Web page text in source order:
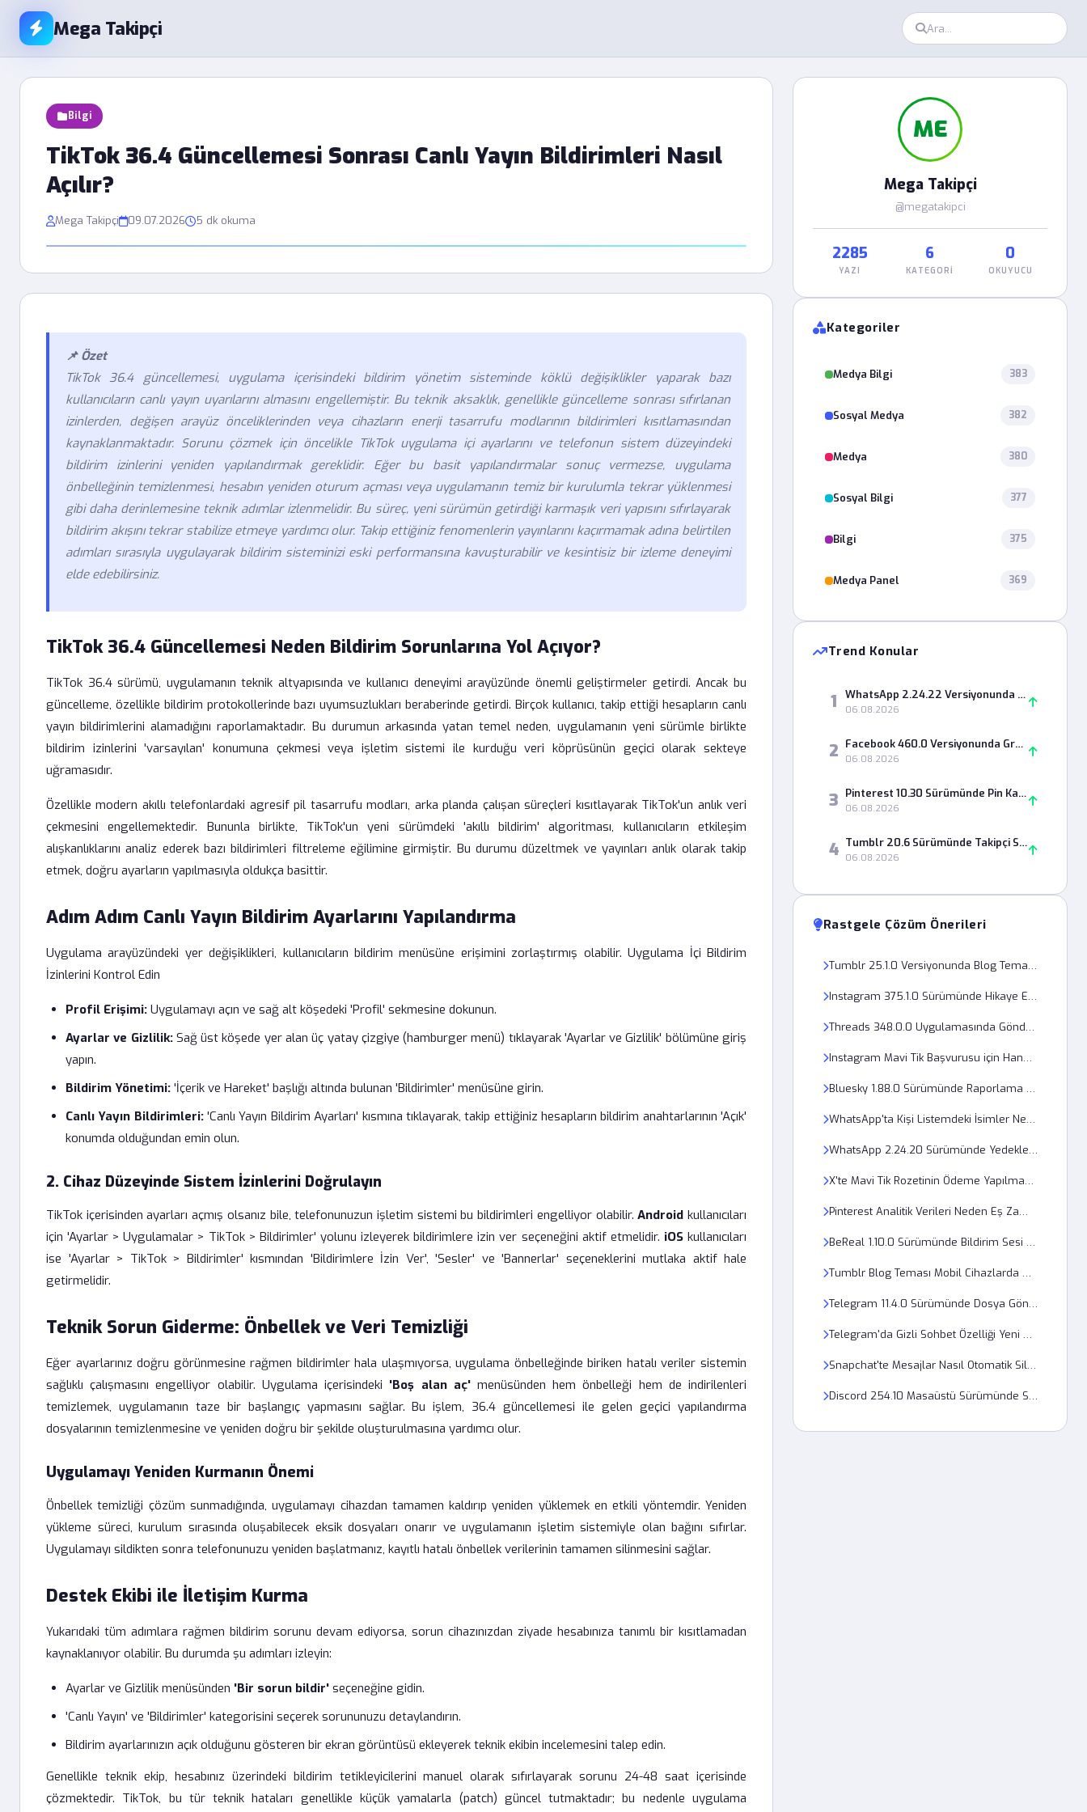
Mega Takipçi
Bilgi
TikTok 36.4 Güncellemesi Sonrası Canlı Yayın Bildirimleri Nasıl
Açılır?
Mega Takipçi 09.07.2026 5 dk okuma
📌 Özet
TikTok 36.4 güncellemesi, uygulama içerisindeki bildirim yönetim sisteminde köklü değişiklikler yaparak bazı
kullanıcıların canlı yayın uyarılarını almasını engellemiştir. Bu teknik aksaklık, genellikle güncelleme sonrası sıfırlanan
izinlerden, değişen arayüz önceliklerinden veya cihazların enerji tasarrufu modlarının bildirimleri kısıtlamasından
kaynaklanmaktadır. Sorunu çözmek için öncelikle TikTok uygulama içi ayarlarını ve telefonun sistem düzeyindeki
bildirim izinlerini yeniden yapılandırmak gereklidir. Eğer bu basit yapılandırmalar sonuç vermezse, uygulama
önbelleğinin temizlenmesi, hesabın yeniden oturum açması veya uygulamanın temiz bir kurulumla tekrar yüklenmesi
gibi daha derinlemesine teknik adımlar izlenmelidir. Bu süreç, yeni sürümün getirdiği karmaşık veri yapısını sıfırlayarak
bildirim akışını tekrar stabilize etmeye yardımcı olur. Takip ettiğiniz fenomenlerin yayınlarını kaçırmamak adına belirtilen
adımları sırasıyla uygulayarak bildirim sisteminizi eski performansına kavuşturabilir ve kesintisiz bir izleme deneyimi
elde edebilirsiniz.
TikTok 36.4 Güncellemesi Neden Bildirim Sorunlarına Yol Açıyor?
TikTok 36.4 sürümü, uygulamanın teknik altyapısında ve kullanıcı deneyimi arayüzünde önemli geliştirmeler getirdi. Ancak bu
güncelleme, özellikle bildirim protokollerinde bazı uyumsuzlukları beraberinde getirdi. Birçok kullanıcı, takip ettiği hesapların canlı
yayın bildirimlerini alamadığını raporlamaktadır. Bu durumun arkasında yatan temel neden, uygulamanın yeni sürümle birlikte
bildirim izinlerini 'varsayılan' konumuna çekmesi veya işletim sistemi ile kurduğu veri köprüsünün geçici olarak sekteye
uğramasıdır.
Özellikle modern akıllı telefonlardaki agresif pil tasarrufu modları, arka planda çalışan süreçleri kısıtlayarak TikTok'un anlık veri
çekmesini engellemektedir. Bununla birlikte, TikTok'un yeni sürümdeki 'akıllı bildirim' algoritması, kullanıcıların etkileşim
alışkanlıklarını analiz ederek bazı bildirimleri filtreleme eğilimine girmiştir. Bu durumu düzeltmek ve yayınları anlık olarak takip
etmek, doğru ayarların yapılmasıyla oldukça basittir.
Adım Adım Canlı Yayın Bildirim Ayarlarını Yapılandırma
Uygulama arayüzündeki yer değişiklikleri, kullanıcıların bildirim menüsüne erişimini zorlaştırmış olabilir. Uygulama İçi Bildirim
İzinlerini Kontrol Edin
Profil Erişimi: Uygulamayı açın ve sağ alt köşedeki 'Profil' sekmesine dokunun.
Ayarlar ve Gizlilik:Sağ üst köşede yer alan üç yatay çizgiye (hamburger menü) tıklayarak 'Ayarlar ve Gizlilik' bölümüne giriş
yapın.
Bildirim Yönetimi: 'İçerik ve Hareket' başlığı altında bulunan 'Bildirimler' menüsüne girin.
Canlı Yayın Bildirimleri:'Canlı Yayın Bildirim Ayarları' kısmına tıklayarak, takip ettiğiniz hesapların bildirim anahtarlarının 'Açık'
konumda olduğundan emin olun.
2. Cihaz Düzeyinde Sistem İzinlerini Doğrulayın
TikTok içerisinden ayarları açmış olsanız bile, telefonunuzun işletim sistemi bu bildirimleri engelliyor olabilir.Android kullanıcıları
için 'Ayarlar > Uygulamalar > TikTok > Bildirimler' yolunu izleyerek bildirimlere izin ver seçeneğini aktif etmelidir. iOSkullanıcıları
ise 'Ayarlar > TikTok > Bildirimler' kısmından 'Bildirimlere İzin Ver', 'Sesler' ve 'Bannerlar' seçeneklerini mutlaka aktif hale
getirmelidir.
Teknik Sorun Giderme: Önbellek ve Veri Temizliği
Eğer ayarlarınız doğru görünmesine rağmen bildirimler hala ulaşmıyorsa, uygulama önbelleğinde biriken hatalı veriler sistemin
sağlıklı çalışmasını engelliyor olabilir. Uygulama içerisindeki 'Boş alan aç'menüsünden hem önbelleği hem de indirilenleri
temizlemek, uygulamanın taze bir başlangıç yapmasını sağlar. Bu işlem, 36.4 güncellemesi ile gelen geçici yapılandırma
dosyalarının temizlenmesine ve yeniden doğru bir şekilde oluşturulmasına yardımcı olur.
Uygulamayı Yeniden Kurmanın Önemi
Önbellek temizliği çözüm sunmadığında, uygulamayı cihazdan tamamen kaldırıp yeniden yüklemek en etkili yöntemdir. Yeniden
yükleme süreci, kurulum sırasında oluşabilecek eksik dosyaları onarır ve uygulamanın işletim sistemiyle olan bağını sıfırlar.
Uygulamayı sildikten sonra telefonunuzu yeniden başlatmanız, kayıtlı hatalı önbellek verilerinin tamamen silinmesini sağlar.
Destek Ekibi ile İletişim Kurma
Yukarıdaki tüm adımlara rağmen bildirim sorunu devam ediyorsa, sorun cihazınızdan ziyade hesabınıza tanımlı bir kısıtlamadan
kaynaklanıyor olabilir. Bu durumda şu adımları izleyin:
Ayarlar ve Gizlilik menüsünden 'Bir sorun bildir' seçeneğine gidin.
'Canlı Yayın' ve 'Bildirimler' kategorisini seçerek sorununuzu detaylandırın.
Bildirim ayarlarınızın açık olduğunu gösteren bir ekran görüntüsü ekleyerek teknik ekibin incelemesini talep edin.
Genellikle teknik ekip, hesabınız üzerindeki bildirim tetikleyicilerini manuel olarak sıfırlayarak sorunu 24-48 saat içerisinde
çözmektedir. TikTok, bu tür teknik hataları genellikle küçük yamalarla (patch) güncel tutmaktadır; bu nedenle uygulama
ME
Mega Takipçi
@megatakipci
2285
YAZI
6
KATEGORI
0
OKUYUCU
Kategoriler
Medya Bilgi 383
Sosyal Medya 382
Medya 380
Sosyal Bilgi 377
Bilgi 375
Medya Panel 369
Trend Konular
1 WhatsApp 2.24.22 Versiyonunda Durum Paylaşımı Neden Hata Veriyor?
06.08.2026
2 Facebook 460.0 Versiyonunda Grup Paylaşımları Neden Görünmüyor?
06.08.2026
3 Pinterest 10.30 Sürümünde Pin Kaydetme Hatası Nasıl Çözülür?
06.08.2026
4 Tumblr 20.6 Sürümünde Takipçi Sayısı Neden Yanlış Görünüyor?
06.08.2026
Rastgele Çözüm Önerileri
Tumblr 25.1.0 Versiyonunda Blog Teması Neden Bozuk Görünüyor?
Instagram 375.1.0 Sürümünde Hikaye Eklerken Müzik Neden Çıkmıyor?
Threads 348.0.0 Uygulamasında Gönderi Paylaşırken Neden Hata Veriyor?
Instagram Mavi Tik Başvurusu için Hangi Belgeler Gerekli?
Bluesky 1.88.0 Sürümünde Raporlama Özelliği Neden Çalışmıyor?
WhatsApp'ta Kişi Listemdeki İsimler Neden Görünmüyor?
WhatsApp 2.24.20 Sürümünde Yedekleme Hatası Neden Alınıyor?
X'te Mavi Tik Rozetinin Ödeme Yapılmasına Rağmen Aktif Olmaması Sorunu Nasıl Çözülür?
Pinterest Analitik Verileri Neden Eş Zamanlı Güncellenmiyor?
BeReal 1.10.0 Sürümünde Bildirim Sesi Neden Çıkmıyor?
Tumblr Blog Teması Mobil Cihazlarda Neden Düzgün Görünmüyor?
Telegram 11.4.0 Sürümünde Dosya Gönderme Sınırı Neden Aşıldı?
Telegram'da Gizli Sohbet Özelliği Yeni Sürümde Nerede Bulunur?
Snapchat'te Mesajlar Nasıl Otomatik Silinir?
Discord 254.10 Masaüstü Sürümünde Ses Kanalları Neden Bağlantı Kesiyor?